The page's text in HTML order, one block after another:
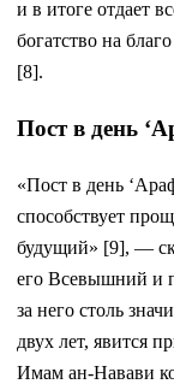
и в итоге отдает
богатство на
[8].
Пост в день
«Пост в день
способствует
будущий» [9], —
его Всевышний и
за него столь
двух лет, явится
Имам ан-Навави